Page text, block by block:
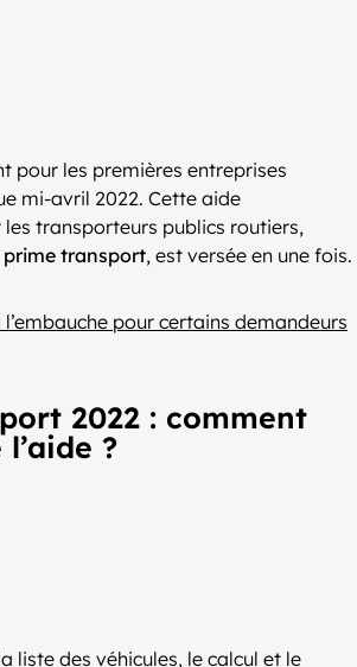
pour les premières entreprises
mi-avril 2022. Cette aide
transporteurs publics routiers,
prime transport, est versée en une fois.
pour certains demandeurs
2022 : comment
?
liste des véhicules, le calcul et le